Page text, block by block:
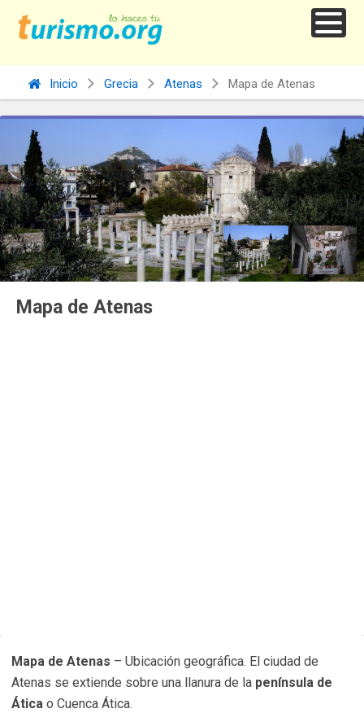
Inicio Grecia Atenas Mapa de Atenas
Mapa de Atenas
Mapa de Atenas – Ubicación geográfica. El ciudad de
Atenas se extiende sobre una llanura de la península de
Ática o Cuenca Ática.